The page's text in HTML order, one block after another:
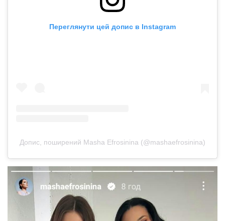
Переглянути цей допис в Instagram
Допис, поширений Masha Efrosinina (@mashaefrosinina)